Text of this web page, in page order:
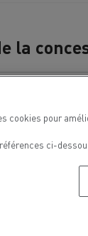
la
cookies pour
ci-